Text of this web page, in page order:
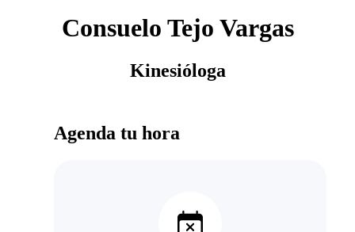
Consuelo Tejo Vargas
Kinesióloga
Agenda tu hora